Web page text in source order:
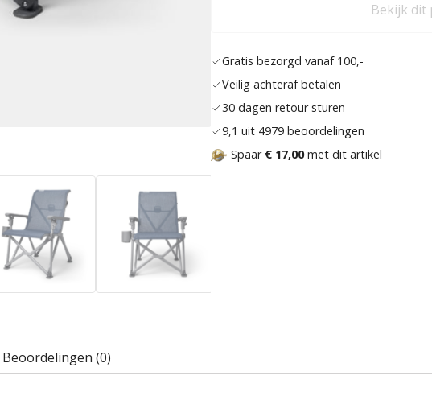
Bekijk dit
Gratis bezorgd vanaf 100,-
Veilig achteraf betalen
30 dagen retour sturen
9,1 uit 4979 beoordelingen
Spaar € 17,00met dit artikel
Beoordelingen (0)